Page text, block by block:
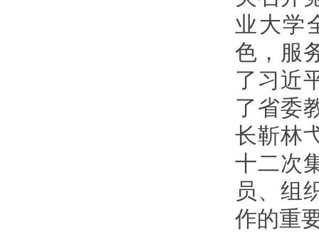
业大学
色，服
了习近
了省委
长靳林
十二次
员、组
作的重